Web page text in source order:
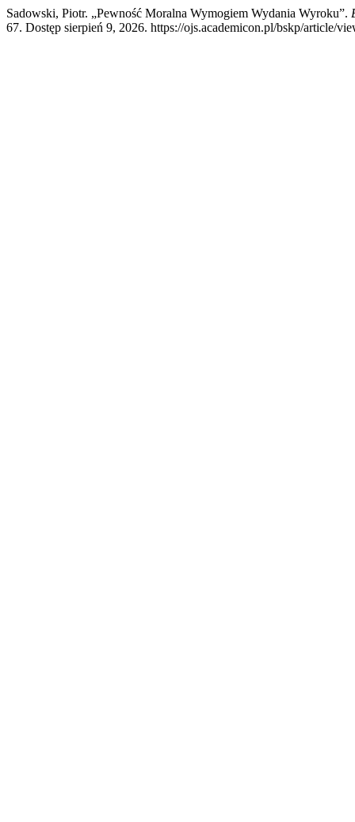
Sadowski, Piotr. „Pewność Moralna Wymogiem Wydania Wyroku”.
67. Dostęp sierpień 9, 2026. https://ojs.academicon.pl/bskp/article/